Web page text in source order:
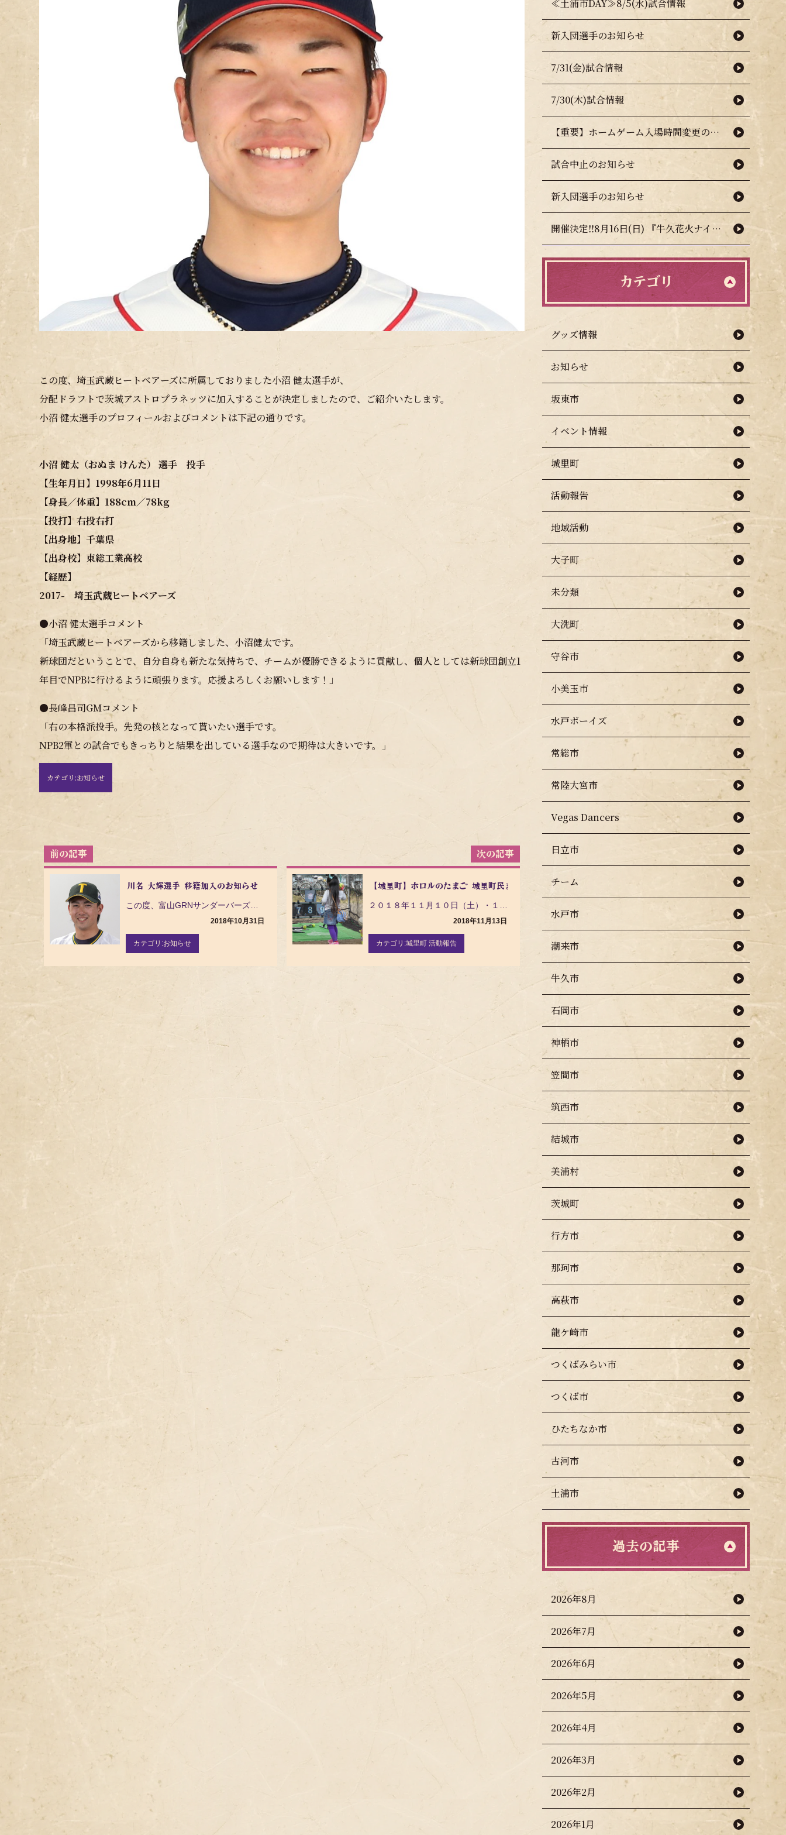
この度、埼玉武蔵ヒートベアーズに所属しておりました小沼 健太選手が、
分配ドラフトで茨城アストロプラネッツに加入することが決定しましたので、ご紹介いたします。
小沼 健太選手のプロフィールおよびコメントは下記の通りです。
小沼 健太（おぬま けんた） 選手 投手
【生年月日】1998年6月11日
【身長／体重】188cm／78kg
【投打】右投右打
【出身地】千葉県
【出身校】東総工業高校
【経歴】
2017- 埼玉武蔵ヒートベアーズ
●小沼 健太選手コメント
「埼玉武蔵ヒートベアーズから移籍しました、小沼健太です。
新球団だということで、自分自身も新たな気持ちで、チームが優勝できるように貢献し、個人としては新球団創立1
年目でNPBに行けるように頑張ります。応援よろしくお願いします！」
●長峰昌司GMコメント
「右の本格派投手。先発の核となって貰いたい選手です。
NPB2軍との試合でもきっちりと結果を出している選手なので期待は大きいです。
」
カテゴリ:お知らせ
投
稿
ョ
川名 大輝選手 移籍加入のお知らせ
この度、富山GRNサンダーバーズに所属しておりました川名 大輝選手が、 分配ドラフトで茨城アストロプ…
2018年10月31日
カテゴリ:お知らせ
【城里町】ホロルのたまご 城里町民まつり
２０１８年１１月１０日（土）・１１日（日） 城里町の常北運動公園で開催された「城里町民まつり」にスト…
2018年11月13日
カテゴリ:城里町 活動報告
≪土浦市DAY≫8/5(水)試合情報
新入団選手のお知らせ
7/31(金)試合情報
7/30(木)試合情報
【重要】ホームゲーム入場時間変更のお知らせ（熱中症対策について）
試合中止のお知らせ
新入団選手のお知らせ
開催決定‼8月16日(日) 『牛久花火ナイター』🎇🧨
カテゴリ
グッズ情報
お知らせ
坂東市
イベント情報
城里町
活動報告
地域活動
大子町
未分類
大洗町
守谷市
小美玉市
水戸ボーイズ
常総市
常陸大宮市
Vegas Dancers
日立市
チーム
水戸市
潮来市
牛久市
石岡市
神栖市
笠間市
筑西市
結城市
美浦村
茨城町
行方市
那珂市
高萩市
龍ケ崎市
つくばみらい市
つくば市
ひたちなか市
古河市
土浦市
過去の記事
2026年8月
2026年7月
2026年6月
2026年5月
2026年4月
2026年3月
2026年2月
2026年1月